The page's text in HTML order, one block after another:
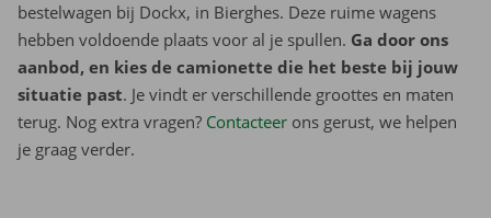
bestelwagen bij Dockx, in Bierghes. Deze ruime wagens
hebben voldoende plaats voor al je spullen. Ga door ons
aanbod, en kies de camionette die het beste bij jouw
situatie past. Je vindt er verschillende groottes en maten
terug. Nog extra vragen? Contacteer ons gerust, we helpen
je graag verder.